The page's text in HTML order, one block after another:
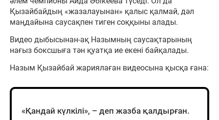
Қызайбайдың «жазалауынан» қалыс қалмай, дәл
маңдайына саусақпен тиген соққыны алады.
Видео дыбысынан-ақ Назымның саусақтарының
нағыз боксшыға тән қуатқа ие екені байқалады.
Назым Қызайбай жариялаған видеосына қысқа ғана:
«Қандай күлкілі», – деп жазба қалдырған.